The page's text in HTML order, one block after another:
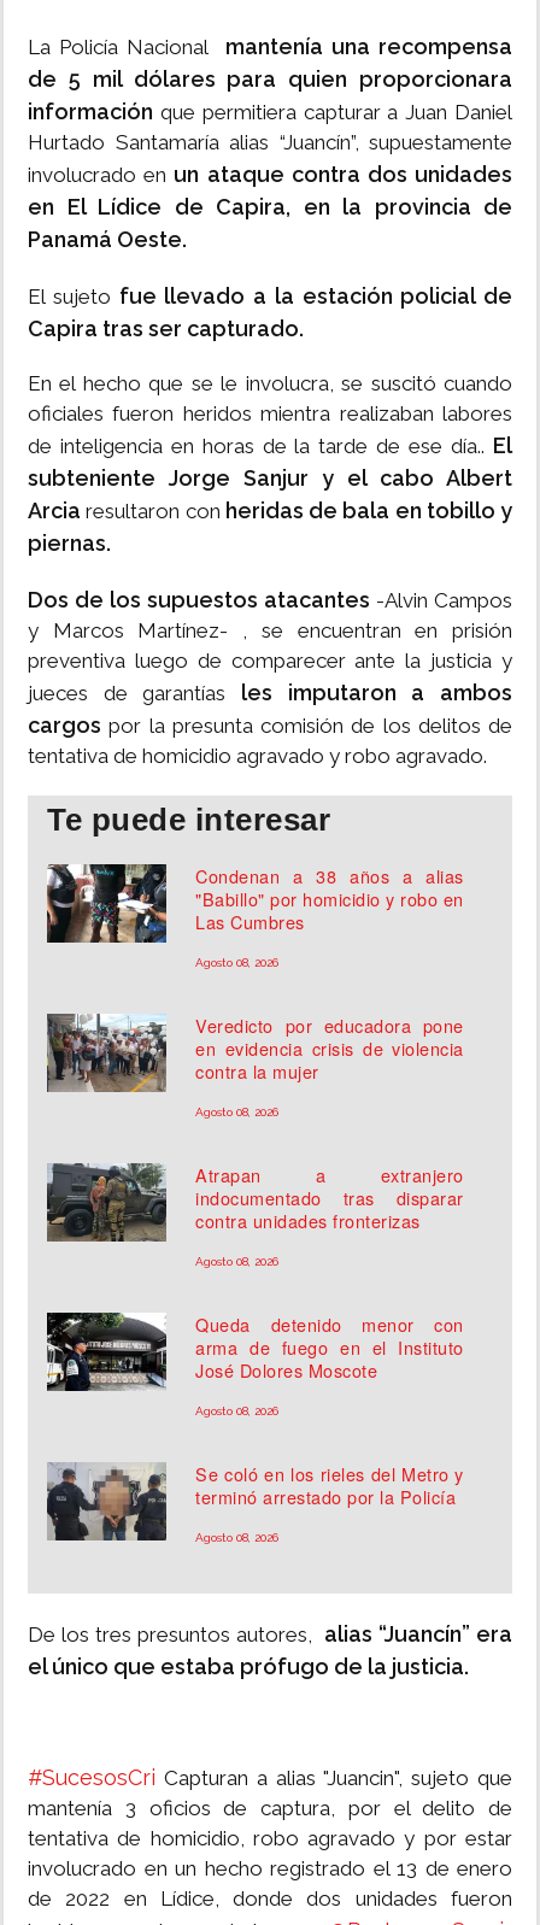
La Policía Nacional
mantenía una recompensa
de 5 mil dólares para quien proporcionara
información que permitiera capturar a Juan Daniel
Hurtado Santamaría alias “Juancín”, supuestamente
involucrado en un ataque contra dos unidades
en El Lídice de Capira, en la provincia de
Panamá Oeste.
El sujeto fue llevado a la estación policial de
Capira tras ser capturado.
En el hecho que se le involucra, se suscitó cuando
oficiales fueron heridos mientra realizaban labores
de inteligencia en horas de la tarde de ese día.. El
subteniente Jorge Sanjur y el cabo Albert
Arcia resultaron con heridas de bala en tobillo y
piernas.
Dos de los supuestos atacantes -Alvin Campos
y Marcos Martínez- , se encuentran en prisión
preventiva luego de comparecer ante la justicia y
jueces de garantías les imputaron a ambos
cargospor la presunta comisión de los delitos de
tentativa de homicidio agravado y robo agravado.
Te puede interesar
Condenan a 38 años a alias
"Babillo" por homicidio y robo en
Las Cumbres
Agosto 08, 2026
Veredicto por educadora pone
en evidencia crisis de violencia
contra la mujer
Agosto 08, 2026
Atrapan a extranjero
indocumentado tras disparar
contra unidades fronterizas
Agosto 08, 2026
Queda detenido menor con
arma de fuego en el Instituto
José Dolores Moscote
Agosto 08, 2026
Se coló en los rieles del Metro y
terminó arrestado por la Policía
Agosto 08, 2026
De los tres presuntos autores, alias “Juancín” era
el único que estaba prófugo de la justicia.
#SucesosCri Capturan a alias "Juancin", sujeto que
mantenía 3 oficios de captura, por el delito de
tentativa de homicidio, robo agravado y por estar
involucrado en un hecho registrado el 13 de enero
de 2022 en Lídice, donde dos unidades fueron